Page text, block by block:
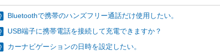
Bluetoothで携帯のハンズフリー通話だけ使用したい。
USB端子に携帯電話を接続して充電できますか？
カーナビゲーションの日時を設定したい。